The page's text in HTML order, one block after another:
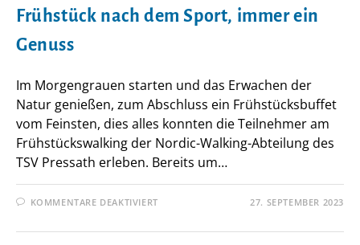
Frühstück nach dem Sport, immer ein
Genuss
Im Morgengrauen starten und das Erwachen der
Natur genießen, zum Abschluss ein Frühstücksbuffet
vom Feinsten, dies alles konnten die Teilnehmer am
Frühstückswalking der Nordic-Walking-Abteilung des
TSV Pressath erleben. Bereits um…
KOMMENTARE DEAKTIVIERTFÜR
DEM
27. SEPTEMBER 2023